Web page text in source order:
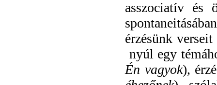
asszociatív és
érzésünk
nyúl egy
Én vagyok),